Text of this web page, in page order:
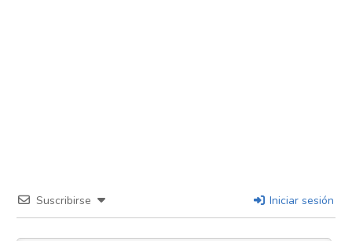
Suscribirse Iniciar sesión